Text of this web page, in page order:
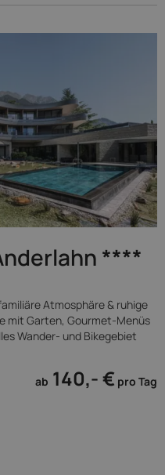
****
Atmosphäre & ruhige
mit Garten, Gourmet-Menüs
Wander- und Bikegebiet
ab 140,- € pro Tag